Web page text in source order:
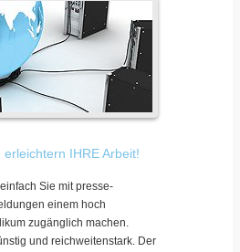
erleichtern IHRE Arbeit!
Sie mit presse-
einem hoch
zugänglich machen.
und reichweitenstark. Der